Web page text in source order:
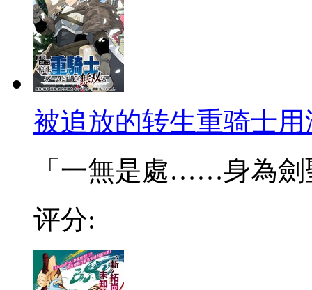
被追放的转生重骑士
「一無是處……身為劍
评分: